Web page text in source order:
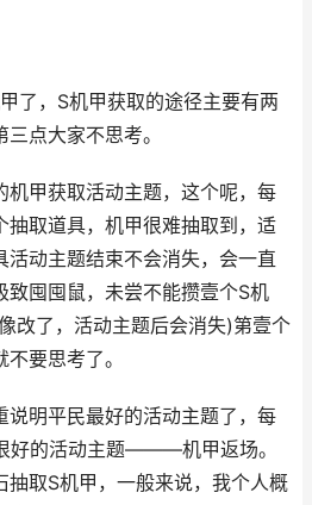
，S机甲获取的途径主要有两
点大家不思考。
甲获取活动主题，这个呢，每
抽取道具，机甲很难抽取到，适
活动主题结束不会消失，会一直
致囤囤鼠，未尝不能攒壹个S机
改了，活动主题后会消失)第壹个
要思考了。
明平民最好的活动主题了，每
好的活动主题———机甲返场。
抽取S机甲，一般来说，我个人概